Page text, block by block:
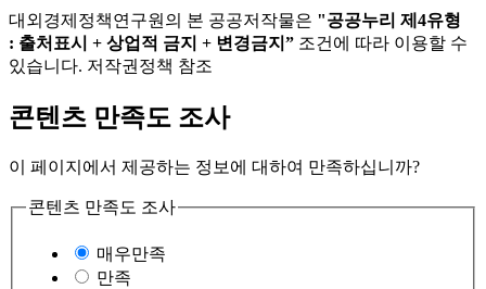
대외경제정책연구원의 본 공공저작물은 "공공누리 제4유형
: 출처표시 + 상업적 금지 + 변경금지” 조건에 따라 이용할 수
있습니다. 저작권정책 참조
콘텐츠 만족도 조사
이 페이지에서 제공하는 정보에 대하여 만족하십니까?
콘텐츠 만족도 조사
매우만족
만족